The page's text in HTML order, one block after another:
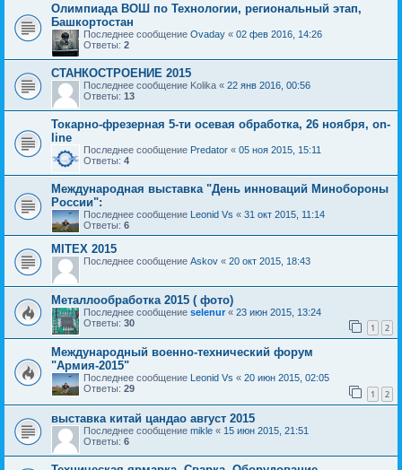
Олимпиада ВОШ по Технологии, региональный этап,
Башкортостан
Последнее сообщение Ovaday « 02 фев 2016, 14:26
Ответы: 2
СТАНКОСТРОЕНИЕ 2015
Последнее сообщение Kolika « 22 янв 2016, 00:56
Ответы: 13
Токарно-фрезерная 5-ти осевая обработка, 26 ноября, on-
line
Последнее сообщение Predator « 05 ноя 2015, 15:11
Ответы: 4
Международная выставка "День инноваций Минобороны
России":
Последнее сообщение Leonid Vs « 31 окт 2015, 11:14
Ответы: 6
MITEX 2015
Последнее сообщение Askov « 20 окт 2015, 18:43
Металлообработка 2015 ( фото)
Последнее сообщение selenur « 23 июн 2015, 13:24
Ответы: 30 1 2
Международный военно-технический форум
"Армия-2015"
Последнее сообщение Leonid Vs « 20 июн 2015, 02:05
Ответы: 29 1 2
выставка китай цандао август 2015
Последнее сообщение mikle « 15 июн 2015, 21:51
Ответы: 6